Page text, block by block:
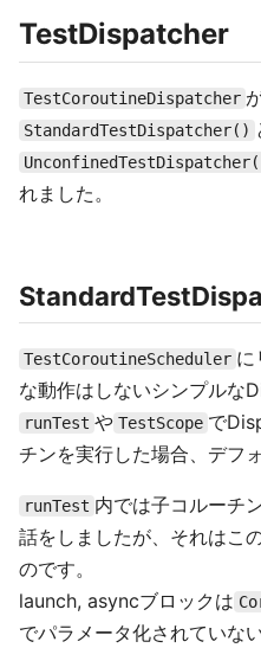
TestDispatcher
TestCoroutineDispatcher
StandardTestDispatcher()
れました。
TestCoroutineScheduler に
な動作はしないシンプルな
runTest や TestScope で
チンを実行した場合、デフ
runTest 内では子コルーチ
話をしましたが、それはこ
のです。
launch, asyncブロックは
でパラメータ化されていな